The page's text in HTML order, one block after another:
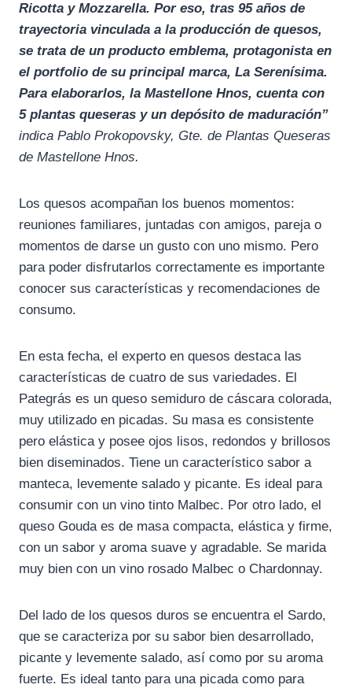
Ricotta y Mozzarella. Por eso, tras 95 años de
trayectoria vinculada a la producción de quesos,
se trata de un producto emblema, protagonista en
el portfolio de su principal marca, La Serenísima.
Para elaborarlos, la Mastellone Hnos, cuenta con
5 plantas queseras y un depósito de maduración”
indica Pablo Prokopovsky, Gte. de Plantas Queseras
de Mastellone Hnos.
Los quesos acompañan los buenos momentos:
reuniones familiares, juntadas con amigos, pareja o
momentos de darse un gusto con uno mismo. Pero
para poder disfrutarlos correctamente es importante
conocer sus características y recomendaciones de
consumo.
En esta fecha, el experto en quesos destaca las
características de cuatro de sus variedades. El
Pategrás es un queso semiduro de cáscara colorada,
muy utilizado en picadas. Su masa es consistente
pero elástica y posee ojos lisos, redondos y brillosos
bien diseminados. Tiene un característico sabor a
manteca, levemente salado y picante. Es ideal para
consumir con un vino tinto Malbec. Por otro lado, el
queso Gouda es de masa compacta, elástica y firme,
con un sabor y aroma suave y agradable. Se marida
muy bien con un vino rosado Malbec o Chardonnay.
Del lado de los quesos duros se encuentra el Sardo,
que se caracteriza por su sabor bien desarrollado,
picante y levemente salado, así como por su aroma
fuerte. Es ideal tanto para una picada como para